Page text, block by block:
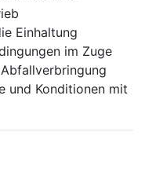
Einhaltung
im Zuge
und Konditionen mit